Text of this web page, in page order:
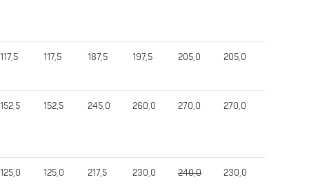
117,5 117,5 187,5 197,5 205,0 205,0
152,5 152,5 245,0 260,0 270,0 270,0
125,0 125,0 217,5 230,0 240,0 230,0